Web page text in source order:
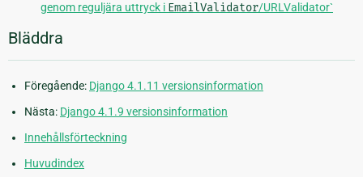
genom reguljära uttryck i EmailValidator/URLValidator`
Bläddra
Föregående: Django 4.1.11 versionsinformation
Nästa: Django 4.1.9 versionsinformation
Innehållsförteckning
Huvudindex